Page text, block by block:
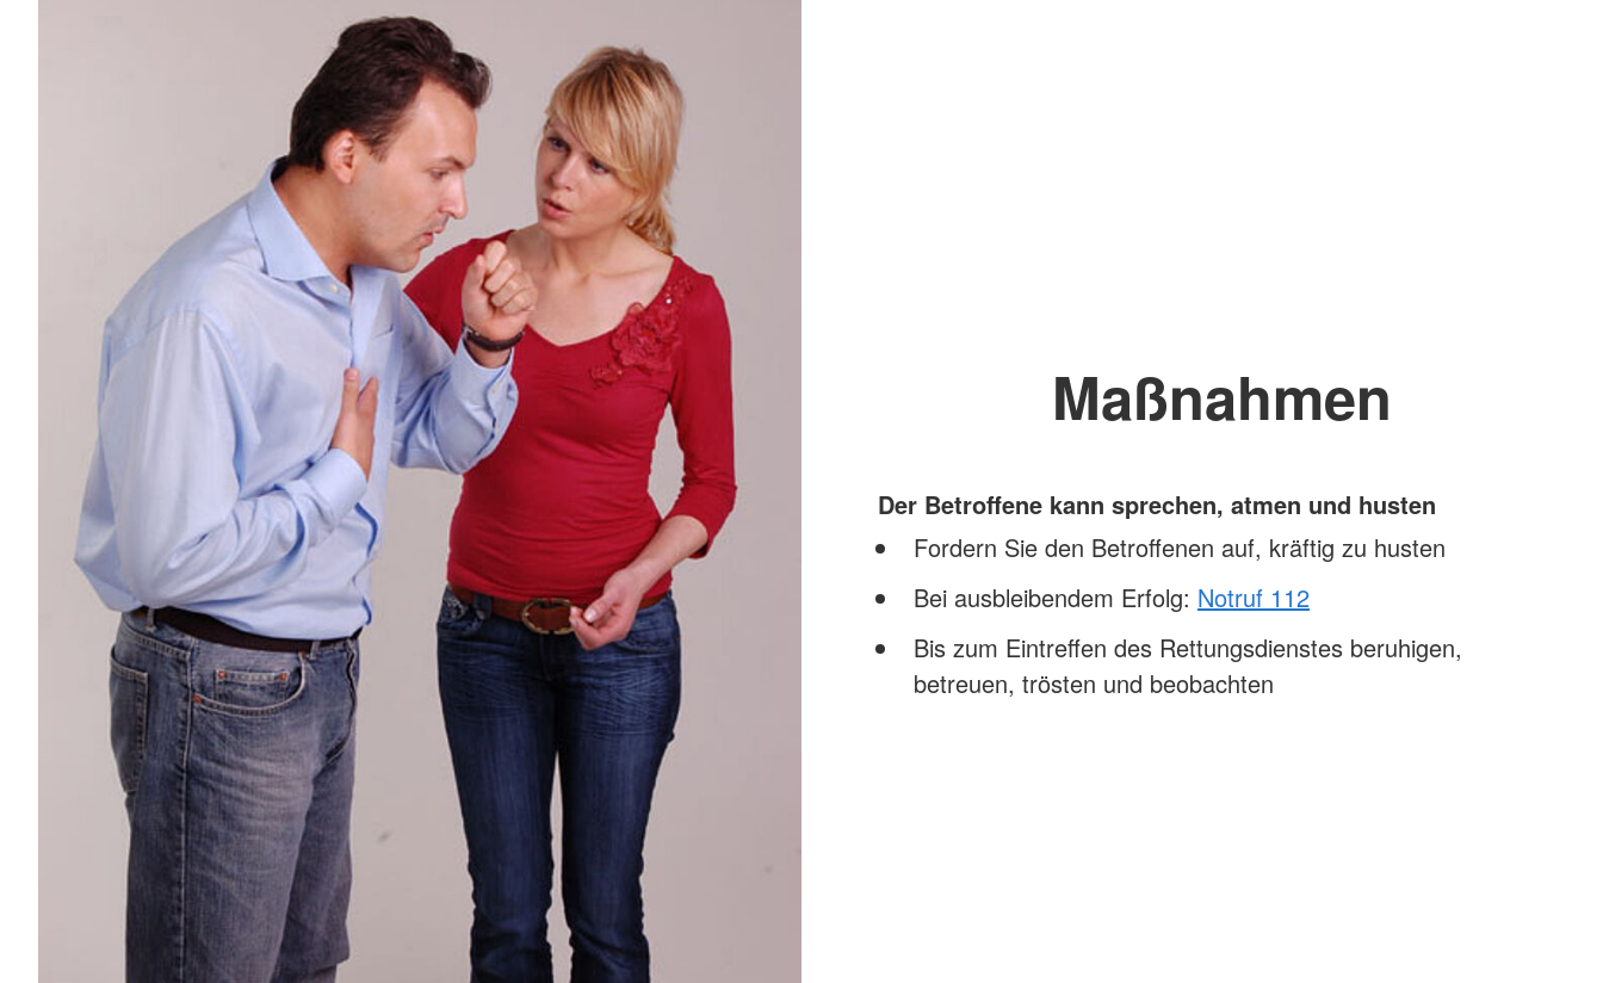
Maßnahmen
Der Betroffene kann sprechen, atmen und husten
Fordern Sie den Betroffenen auf, kräftig zu husten
Bei ausbleibendem Erfolg: Notruf 112
Bis zum Eintreffen des Rettungsdienstes beruhigen,
betreuen, trösten und beobachten